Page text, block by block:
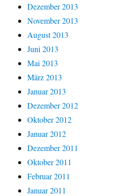
Dezember 2013
November 2013
August 2013
Juni 2013
Mai 2013
März 2013
Januar 2013
Dezember 2012
Oktober 2012
Januar 2012
Dezember 2011
Oktober 2011
Februar 2011
Januar 2011